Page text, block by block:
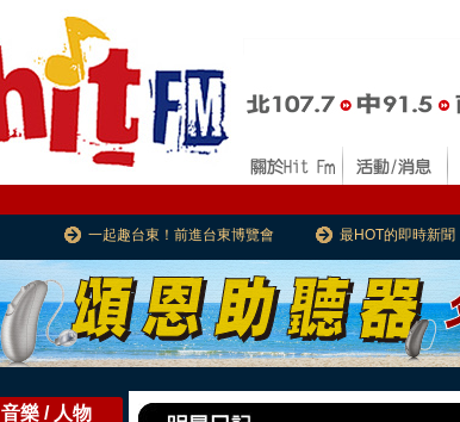
一起趣台東！前進台東博覽會 最HOT的即時新聞
音樂 / 人物